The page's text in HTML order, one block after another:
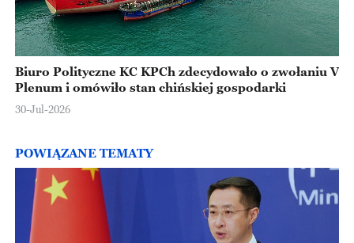
Biuro Polityczne KC KPCh zdecydowało o zwołaniu V
Plenum i omówiło stan chińskiej gospodarki
30-Jul-2026
POWIĄZANE TEMATY